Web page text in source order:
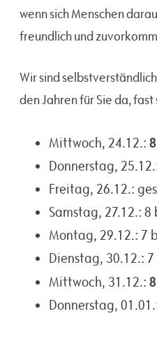
wenn sich Menschen
freundlich und
Wir sind
den Jahren für Sie da, fast
Mittwoch, 24.12.:
Donnerstag,
Freitag, 26.12.:
Samstag, 27.12.: 8
Montag, 29.12.: 7
Dienstag, 30.12.: 7
Mittwoch, 31.12.:
Donnerstag,